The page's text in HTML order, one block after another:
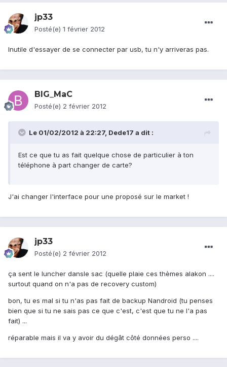
jp33
Posté(e) 1 février 2012
Inutile d'essayer de se connecter par usb, tu n'y arriveras pas.
BIG_MaC
Posté(e) 2 février 2012
Le 01/02/2012 à 22:27, Dede17 a dit :
Est ce que tu as fait quelque chose de particulier à ton
téléphone à part changer de carte?
J'ai changer l'interface pour une proposé sur le market !
jp33
Posté(e) 2 février 2012
ça sent le luncher dansle sac (quelle plaie ces thèmes alakon ....
surtout quand on n'a pas de recovery custom)
bon, tu es mal si tu n'as pas fait de backup Nandroid (tu penses
bien que si tu ne sais pas ce que c'est, c'est que tu ne l'a pas
fait) ...
réparable mais il va y avoir du dégât côté données perso ....